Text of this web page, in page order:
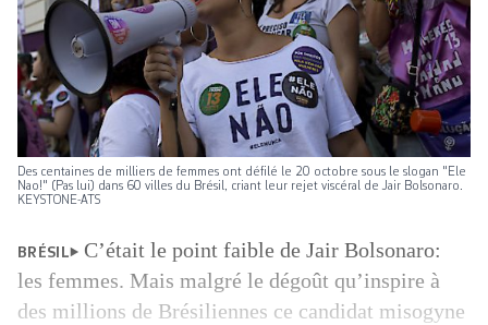
Des centaines de milliers de femmes ont défilé le 20 octobre sous le slogan "Ele
Nao!" (Pas lui) dans 60 villes du Brésil, criant leur rejet viscéral de Jair Bolsonaro.
KEYSTONE-ATS
BRÉSIL
C’était le point faible de Jair Bolsonaro:
les femmes. Mais malgré le dégoût qu’inspire à
des millions de Brésiliennes ce candidat misogyne